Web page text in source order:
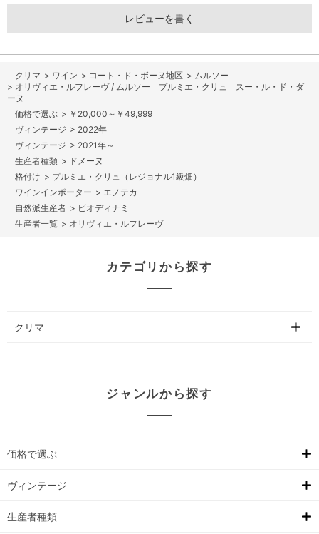
レビューを書く
> ワイン > コート・ド・ボーヌ地区 > ムルソー
> オリヴィエ・ルフレーヴ / ムルソー プルミエ・クリュ スー・ル・ド・ダ
ーヌ
> ￥20,000～￥49,999
> 2022年
> 2021年～
> ドメーヌ
> プルミエ・クリュ（レジョナル1級畑）
> エノテカ
> ビオディナミ
> オリヴィエ・ルフレーヴ
カテゴリから探す
クリマ
ジャンルから探す
価格で選ぶ
ヴィンテージ
生産者種類